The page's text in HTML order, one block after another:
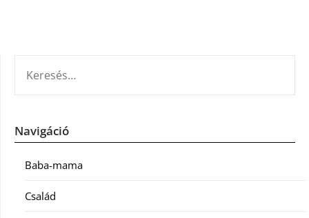
Navigáció
Baba-mama
Család